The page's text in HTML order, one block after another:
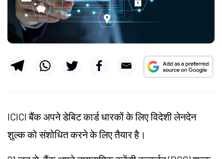
ICICI बैंक अपने डेबिट कार्ड धारकों के लिए विदेशी लेनदेन
शुल्क को संशोधित करने के लिए तैयार है।